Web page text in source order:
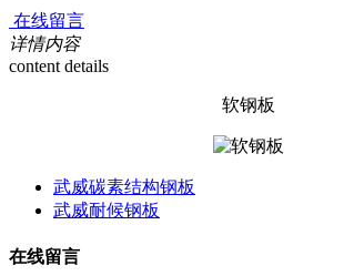
在线留言
详情内容
content details
软钢板
武威碳素结构钢板
武威耐候钢板
在线留言